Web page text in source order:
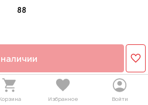
88
Избранное Войти